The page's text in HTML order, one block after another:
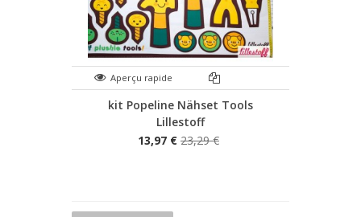
Aperçu rapide
kit Popeline Nähset Tools
Lillestoff
13,97 € 23,29 €